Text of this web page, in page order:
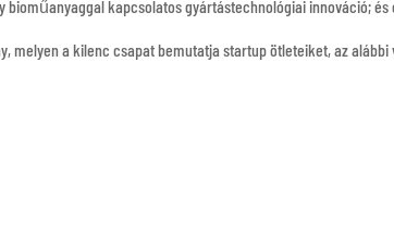
bioműanyaggal kapcsolatos gyártástechnológiai innováció;
melyen a kilenc csapat bemutatja startup ötleteiket, az